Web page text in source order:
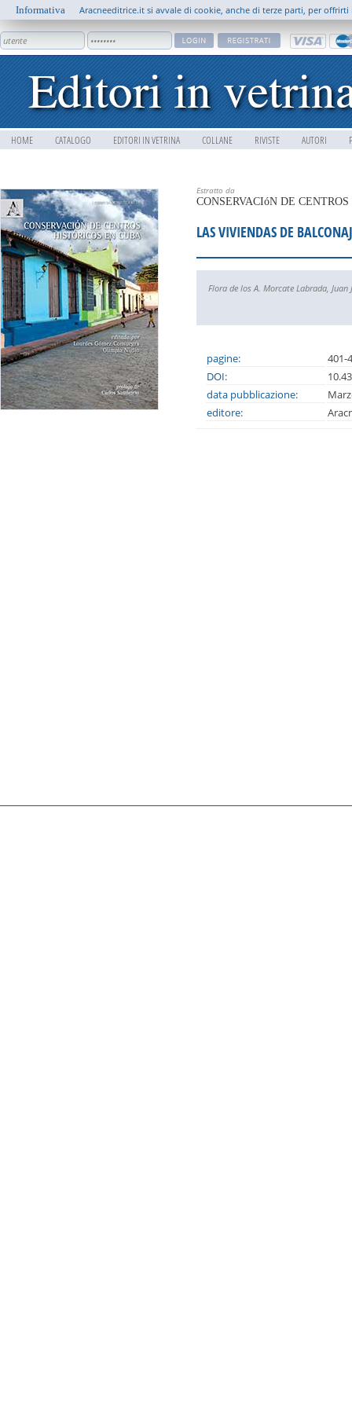
HOME CATALOGO EDITORI IN VETRINA COLLANE RIVISTE AUTORI
Informativa Aracneeditrice.it si avvale di cookie, anche di terze parti, per
Estratto da
CONSERVACIóN DE
LAS VIVIENDAS DE
Flora de los A. Morcate Labrada, Juan
pagine:
401-
DOI:
data pubblicazione:
editore: